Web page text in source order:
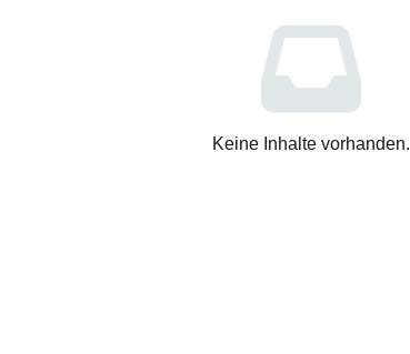
Keine Inhalte vorhanden.